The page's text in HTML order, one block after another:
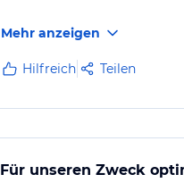
Mehr anzeigen
Hilfreich Teilen
Für unseren Zweck